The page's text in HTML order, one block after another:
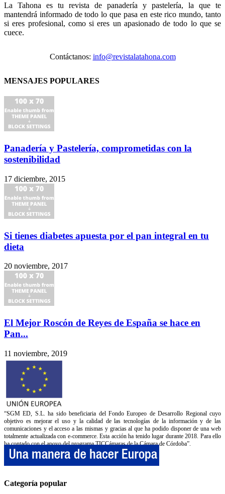
La Tahona es tu revista de panadería y pastelería, la que te
mantendrá informado de todo lo que pasa en este rico mundo, tanto
si eres profesional, como si eres un apasionado de todo lo que se
cuece.
Contáctanos: info@revistalatahona.com
MENSAJES POPULARES
Panadería y Pastelería, comprometidas con la
sostenibilidad
17 diciembre, 2015
Si tienes diabetes apuesta por el pan integral en tu
dieta
20 noviembre, 2017
El Mejor Roscón de Reyes de España se hace en
Pan...
11 noviembre, 2019
“SGM ED, S.L. ha sido beneficiaria del Fondo Europeo de Desarrollo Regional cuyo
objetivo es mejorar el uso y la calidad de las tecnologías de la información y de las
comunicaciones y el acceso a las mismas y gracias al que ha podido disponer de una web
totalmente actualizada con e-commerce. Esta acción ha tenido lugar durante 2018. Para ello
ha contado con el apoyo del programa TICCámaras de la Cámara de Córdoba”.
Categoría popular